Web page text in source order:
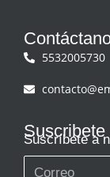
5532005730
Suscribete
Suscríbete a